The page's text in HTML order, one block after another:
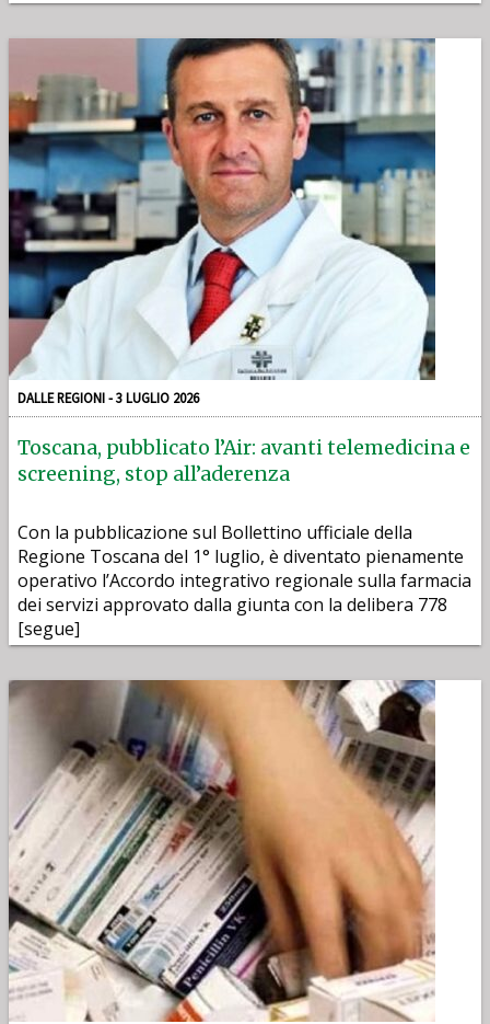
DALLE REGIONI - 3 LUGLIO 2026
Toscana, pubblicato l’Air: avanti telemedicina e
screening, stop all’aderenza
Con la pubblicazione sul Bollettino ufficiale della
Regione Toscana del 1° luglio, è diventato pienamente
operativo l’Accordo integrativo regionale sulla farmacia
dei servizi approvato dalla giunta con la delibera 778
[segue]